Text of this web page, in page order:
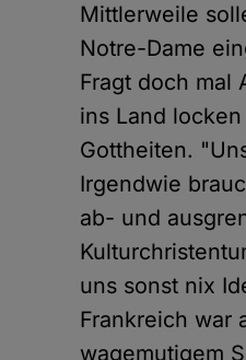
Mittlerweile
Notre-Dame
Fragt doch mal
ins Land
Gottheiten.
Irgendwie
ab- und
uns sonst nix
Frankreich war
wagemutigem